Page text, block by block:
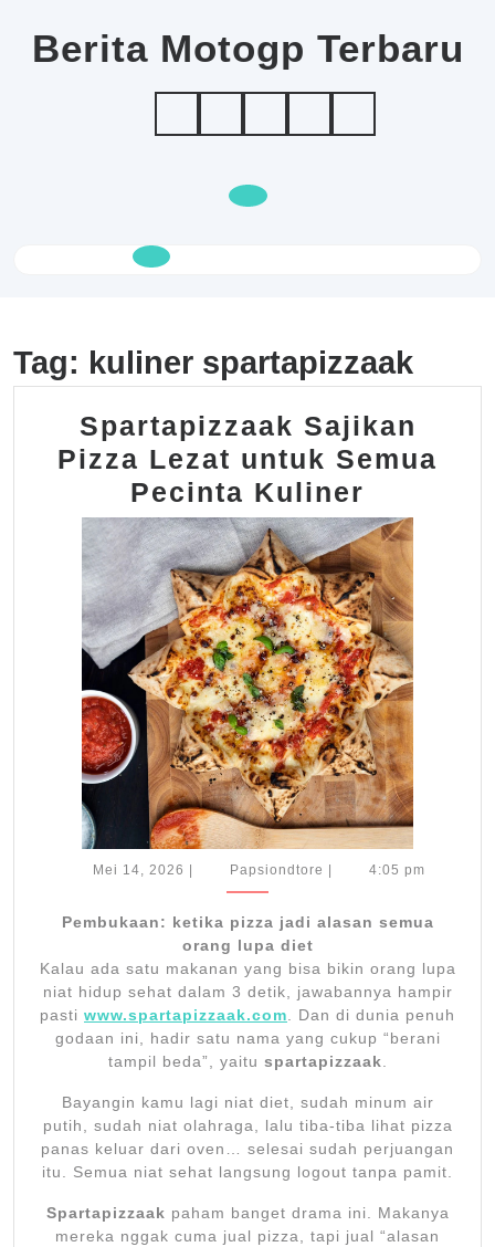
contentBerita Motogp Terbaru
Open
Tag: kuliner spartapizzaak
Spartapizzaak Sajikan
Pizza Lezat untuk Semua
Pecinta Kuliner
Sajikan
Pizza
Lezat
untuk
Semua
Pecinta
Kuliner
Mei 14, 2026 Mei
Papsiondtore Papsiondtore
4:05 pm
Pembukaan: ketika pizza jadi alasan semua
orang lupa diet
Kalau ada satu makanan yang bisa bikin orang lupa
niat hidup sehat dalam 3 detik, jawabannya hampir
pasti www.spartapizzaak.com. Dan di dunia penuh
godaan ini, hadir satu nama yang cukup “berani
tampil beda”, yaitu spartapizzaak.
Bayangin kamu lagi niat diet, sudah minum air
putih, sudah niat olahraga, lalu tiba-tiba lihat pizza
panas keluar dari oven… selesai sudah perjuangan
itu. Semua niat sehat langsung logout tanpa pamit.
Spartapizzaak paham banget drama ini. Makanya
mereka nggak cuma jual pizza, tapi jual “alasan